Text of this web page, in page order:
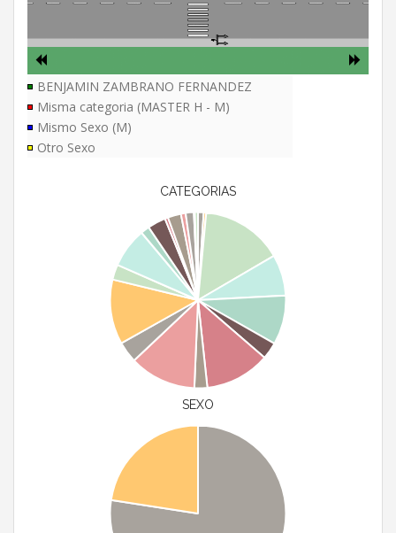
BENJAMIN ZAMBRANO FERNANDEZ
Misma categoria (MASTER H - M)
Mismo Sexo (M)
Otro Sexo
CATEGORIAS
SEXO